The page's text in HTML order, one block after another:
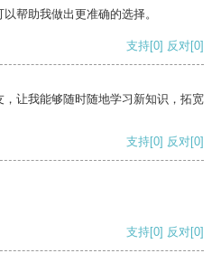
帮助我做出更准确的选择。
支持[0] 反对[0]
让我能够随时随地学习新知识，拓宽
支持[0] 反对[0]
支持[0] 反对[0]